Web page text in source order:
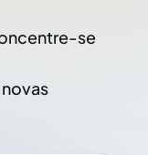
se